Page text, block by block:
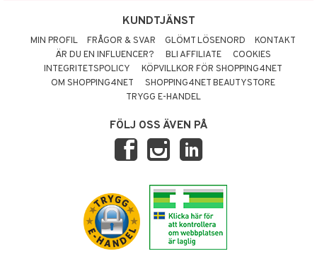
KUNDTJÄNST
MIN PROFIL FRÅGOR & SVAR GLÖMT LÖSENORD
KONTAKT
ÄR DU EN INFLUENCER?
BLI AFFILIATE
COOKIES
INTEGRITETSPOLICY
KÖPVILLKOR FÖR SHOPPING4NET
OM SHOPPING4NET
SHOPPING4NET BEAUTYSTORE
TRYGG E-HANDEL
FÖLJ OSS ÄVEN PÅ